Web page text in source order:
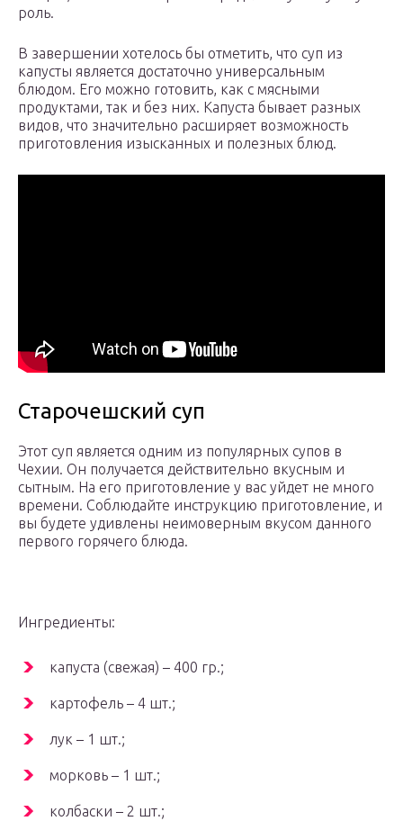
роль.
В завершении хотелось бы отметить, что суп из
капусты является достаточно универсальным
блюдом. Его можно готовить, как с мясными
продуктами, так и без них. Капуста бывает разных
видов, что значительно расширяет возможность
приготовления изысканных и полезных блюд.
Старочешский суп
Этот суп является одним из популярных супов в
Чехии. Он получается действительно вкусным и
сытным. На его приготовление у вас уйдет не много
времени. Соблюдайте инструкцию приготовление, и
вы будете удивлены неимоверным вкусом данного
первого горячего блюда.
Ингредиенты:
капуста (свежая) – 400 гр.;
картофель – 4 шт.;
лук – 1 шт.;
морковь – 1 шт.;
колбаски – 2 шт.;